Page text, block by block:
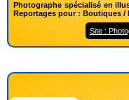
Photographe spécialisé en
Reportages pour : Boutiques /
Site :